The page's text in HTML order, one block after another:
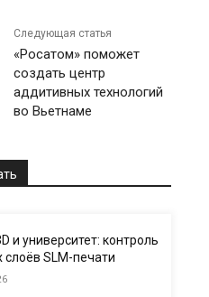
Следующая статья
«Росатом» поможет
создать центр
аддитивных технологий
во Вьетнаме
и университет: контроль
слоёв SLM-печати